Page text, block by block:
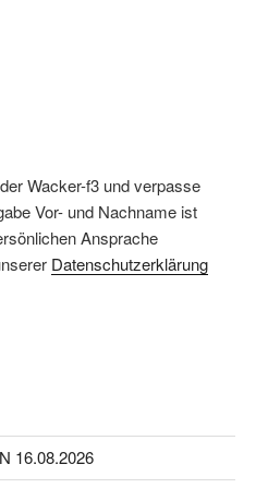
Wacker-f3 und verpasse
Vor- und Nachname ist
Ansprache
Datenschutzerklärung
16.08.2026